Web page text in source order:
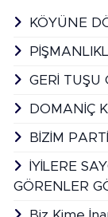
KÖYÜNE
GERİ TUŞU
DOMANİÇ
BİZİM
İYİLERE
GÖRENLER